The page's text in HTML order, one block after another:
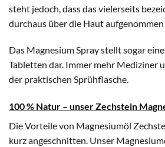
steht jedoch, dass das vielerseits
durchaus über die Haut aufgenommen
Das Magnesium Spray stellt sogar
Tabletten dar. Immer mehr Mediziner
der praktischen Sprühflasche.
100 % Natur – unser Zechstein
Die Vorteile von Magnesiumöl
kurz angeschnitten. Unser